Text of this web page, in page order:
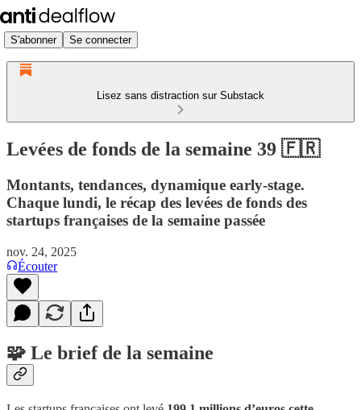
S'abonner Se connecter
Lisez sans distraction sur Substack
Levées de fonds de la semaine 39 🇫🇷
Montants, tendances, dynamique early-stage.
Chaque lundi, le récap des levées de fonds des
startups françaises de la semaine passée
nov. 24, 2025
Écouter
🧩 Le brief de la semaine